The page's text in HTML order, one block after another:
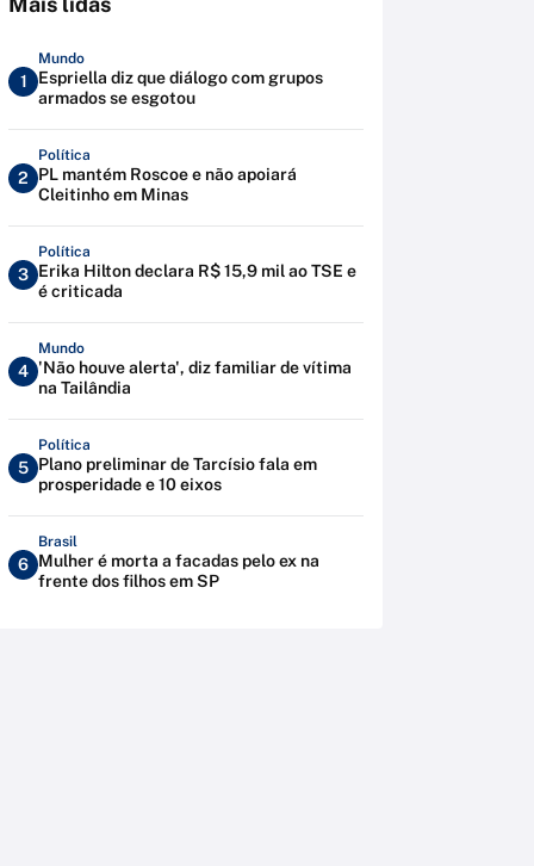
1
Mundo
Espriella diz que diálogo com grupos
armados se esgotou
2
Política
PL mantém Roscoe e não apoiará
Cleitinho em Minas
3
Política
Erika Hilton declara R$ 15,9 mil ao TSE e
é criticada
4
Mundo
'Não houve alerta', diz familiar de vítima
na Tailândia
5
Política
Plano preliminar de Tarcísio fala em
prosperidade e 10 eixos
6
Brasil
Mulher é morta a facadas pelo ex na
frente dos filhos em SP